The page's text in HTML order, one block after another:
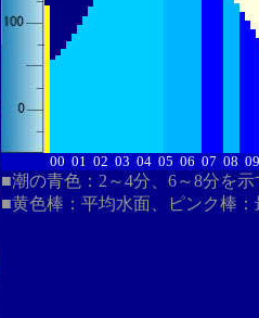
00 01 02 03 04 05 06 07 08 09
■潮の青色：2～4分、6～8分を示
■黄色棒：平均水面、ピンク棒：